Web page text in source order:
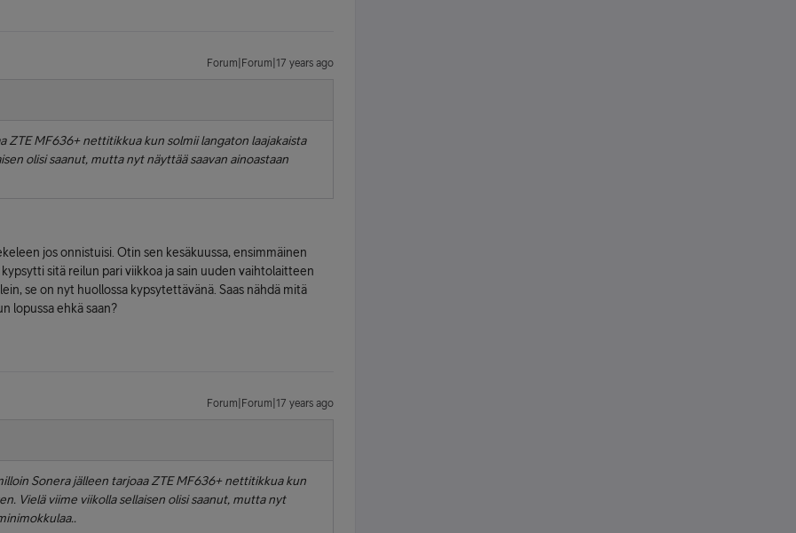
Forum|Forum|17 years ago
ZTE MF636+ nettitikkua kun solmii langaton laajakaista
olisi saanut, mutta nyt näyttää saavan ainoastaan
jos onnistuisi. Otin sen kesäkuussa, ensimmäinen
sitä reilun pari viikkoa ja sain uuden vaihtolaitteen
se on nyt huollossa kypsytettävänä. Saas nähdä mitä
lopussa ehkä saan?
Forum|Forum|17 years ago
Sonera jälleen tarjoaa ZTE MF636+ nettitikkua kun
Vielä viime viikolla sellaisen olisi saanut, mutta nyt